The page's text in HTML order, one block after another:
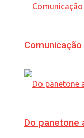
Do panetone